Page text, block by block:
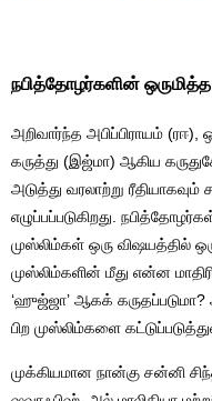
நபித்தோழர்களின் ஒருமித்த
அறிவார்ந்த அபிப்பிராயம்
கருத்து (இஜ்மா) ஆகிய
அடுத்து வரலாற்று
எழுப்பப்படுகிறது.
முஸ்லிம்கள் ஒரு விஷயத்தில்
முஸ்லிம்களின் மீது என்ன
‘ஹுஜ்ஜா’ ஆகக்
பிற முஸ்லிம்களை
முக்கியமான நான்கு சன்னி